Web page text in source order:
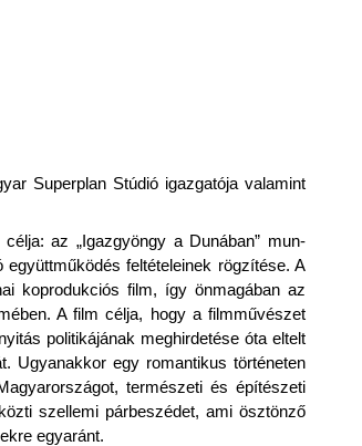
Super­plan Stúdió igaz­gatója valamint
az „Igaz­gyön­gy a Dunában” mun­
fel­tételeinek rögzítése. A
kop­roduk­ciós film, így önmagában az
A film célja, hogy a filmművészet
politikájának meg­hirdetése óta el­telt
Ugyanak­kor egy roman­tikus történeten
természeti és építészeti
szel­lemi párbeszédet, ami ösztönző
egyaránt.